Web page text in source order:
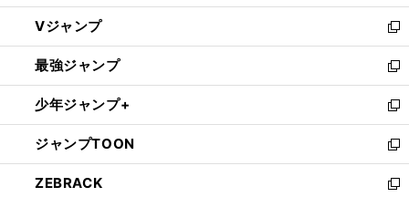
ウ
ィ
ン
ド
ウ
で
開
く
し
い
ウ
ィ
ン
ド
ウ
で
開
く
Vジャンプ
新
し
い
ウ
ィ
ン
ド
ウ
で
最強ジャンプ
新
し
い
ウ
ィ
ン
ド
少年ジャンプ+
新
し
い
ウ
ィ
ジャンプTOON
新
し
い
ZEBRACK
新